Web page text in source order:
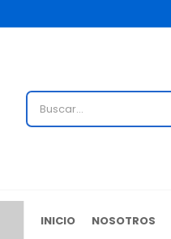
INICIO NOSOTROS